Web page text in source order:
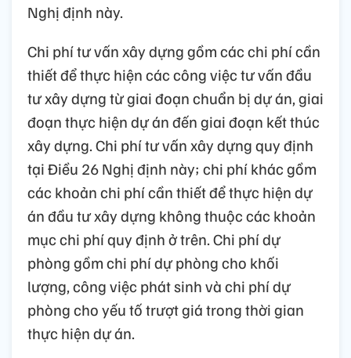
Nghị định này.
Chi phí tư vấn xây dựng gồm các chi phí cần
thiết để thực hiện các công việc tư vấn đầu
tư xây dựng từ giai đoạn chuẩn bị dự án, giai
đoạn thực hiện dự án đến giai đoạn kết thúc
xây dựng. Chi phí tư vấn xây dựng quy định
tại Điều 26 Nghị định này; chi phí khác gồm
các khoản chi phí cần thiết để thực hiện dự
án đầu tư xây dựng không thuộc các khoản
mục chi phí quy định ở trên. Chi phí dự
phòng gồm chi phí dự phòng cho khối
lượng, công việc phát sinh và chi phí dự
phòng cho yếu tố trượt giá trong thời gian
thực hiện dự án.